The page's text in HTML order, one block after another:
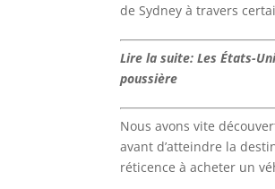
de Sydney à travers
Lire la suite: Les États-
poussière
Nous avons vite
avant d’atteindre la
réticence à acheter un